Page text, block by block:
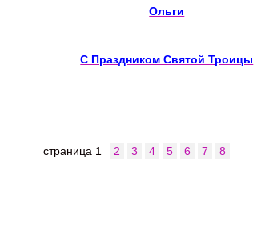
Ольги
С Праздником Святой Троицы
страница 1 2 3 4 5 6 7 8